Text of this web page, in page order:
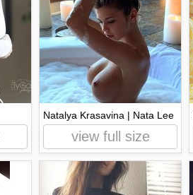
Natalya Krasavina | Nata Lee
view full size